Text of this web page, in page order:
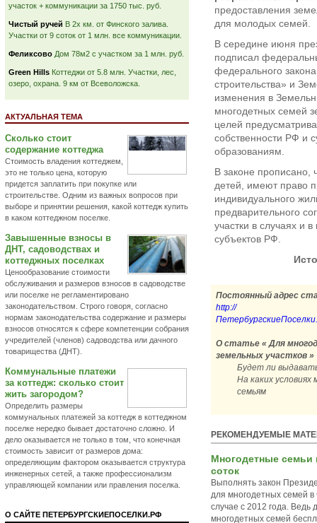
предоставления
для молодых семей.
В середине июня
подписал
федерального
строительства» и
изменения в
многодетных семей
целей
собственности РФ и
образованиям.
В законе
детей, имеют право
индивидуального
предварительного
участки в случаях и
субъектов РФ.
Постоянный адрес
http://
О статье « Для
земельных участков »
Будет ли
На каких
семьям
РЕКОМЕНДУЕМЫЕ
Многодетные семьи
соток
Выполнять закон
для многодетных семей в
случае с 2012 года. Ведь
многодетных семей
участок + коммуникации за 1750 тыс. руб.
Чистый ручей В 2х км. от Финского залива.
Участки от 9 соток от 1 млн. все коммуникации.
Феликсово Дом 78м2 с участком за 1 млн. руб.
Green Hills Коттеджи от 5.8 млн. Участки, лес,
озеро, охрана. 9 км от Всеволожска.
АКТУАЛЬНАЯ ТЕМА
Сколько стоит
содержание коттеджа
Стоимость владения коттеджем,
это не только цена, которую
придется заплатить при покупке или
строительстве. Одним из важных вопросов при
выборе и принятии решения, какой коттедж купить
в каком коттеджном поселке.
Завышенные взносы в
ДНТ, садоводствах и
коттеджных поселках
Ценообразование стоимости
обслуживания и размеров взносов в садоводстве
или поселке не регламентировано
законодательством. Строго говоря, согласно
нормам законодательства содержание и размеры
взносов относятся к сфере компетенции собрания
учредителей (членов) садоводства или дачного
товарищества (ДНТ).
Коммунальные платежи
за коттедж: сколько стоит
жить загородом?
Определить размеры
коммунальных платежей за коттедж в коттеджном
поселке нередко бывает достаточно сложно. И
дело оказывается не только в том, что конечная
стоимость зависит от размеров дома:
определяющим фактором оказывается структура
инженерных сетей, а также профессионализм
управляющей компании или правления поселка.
О САЙТЕ ПЕТЕРБУРГСКИЕПОСЕЛКИ.РФ